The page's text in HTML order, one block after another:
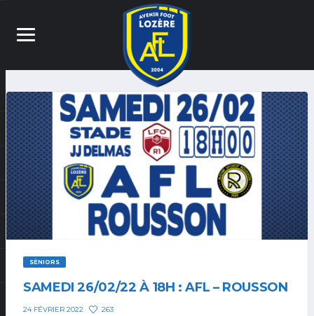
SÉNIORS
SAMEDI 26/02/22 À 18H : AFL – ROUSSON
24 FÉVRIER 2022 263